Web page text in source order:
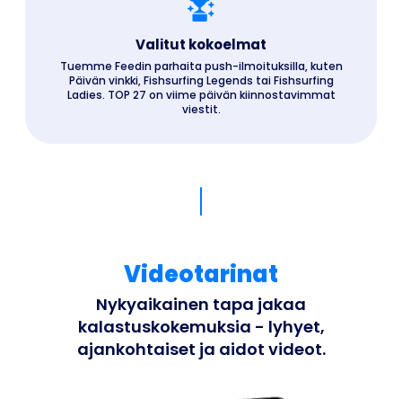
Valitut kokoelmat
Tuemme Feedin parhaita push-ilmoituksilla, kuten
Päivän vinkki, Fishsurfing Legends tai Fishsurfing
Ladies. TOP 27 on viime päivän kiinnostavimmat
viestit.
Videotarinat
Nykyaikainen tapa jakaa
kalastuskokemuksia - lyhyet,
ajankohtaiset ja aidot videot.